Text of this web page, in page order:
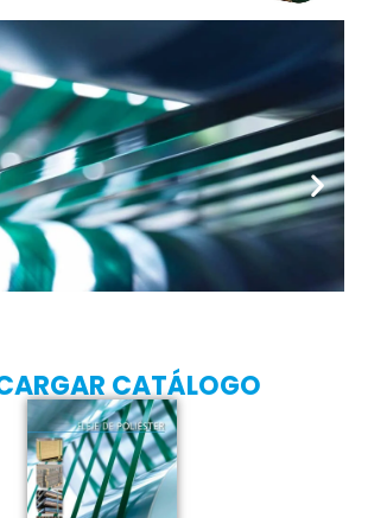
CATÁLOGO